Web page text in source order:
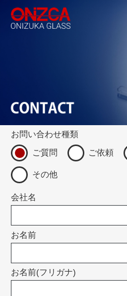
お問い合わせ種類
ご質問
ご依頼
その他
会社名
お名前
お名前(フリガナ)